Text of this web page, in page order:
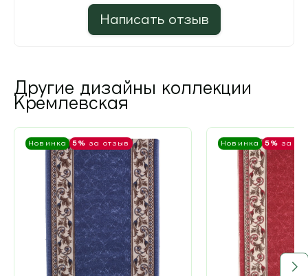
Написать отзыв
Другие дизайны коллекции
Кремлевская
Новинка 5% за отзыв Новинка 5% за